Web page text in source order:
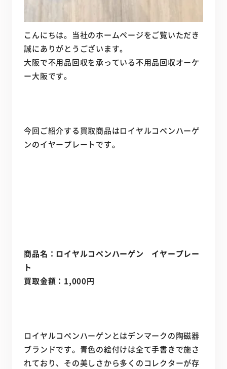
こんにちは。当社のホームページをご覧いただき
誠にありがとうございます。
大阪で不用品回収を承っている不用品回収オーケ
ー大阪です。
今回ご紹介する買取商品はロイヤルコペンハーゲ
ンのイヤープレートです。
商品名：ロイヤルコペンハーゲン イヤープレー
ト
買取金額：1,000円
ロイヤルコペンハーゲンとはデンマークの陶磁器
ブランドです。青色の絵付けは全て手書きで施さ
れており、その美しさから多くのコレクターが存